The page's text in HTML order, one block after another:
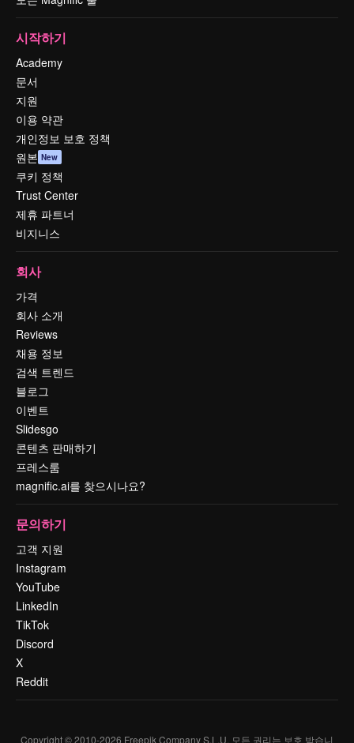
시작하기
Academy
문서
지원
이용 약관
개인정보 보호 정책
원본 New
쿠키 정책
Trust Center
제휴 파트너
비지니스
회사
가격
회사 소개
Reviews
채용 정보
검색 트렌드
블로그
이벤트
Slidesgo
콘텐츠 판매하기
프레스룸
magnific.ai를 찾으시나요?
문의하기
고객 지원
Instagram
YouTube
LinkedIn
TikTok
Discord
X
Reddit
Copyright © 2010-2026 Freepik Company S.L.U. 모든 권리는 보호 받습니